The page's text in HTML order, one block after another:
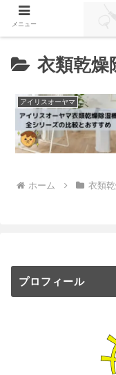
衣類乾燥
アイリスオーヤマ
ホーム 衣類
プロフィール
メニュー